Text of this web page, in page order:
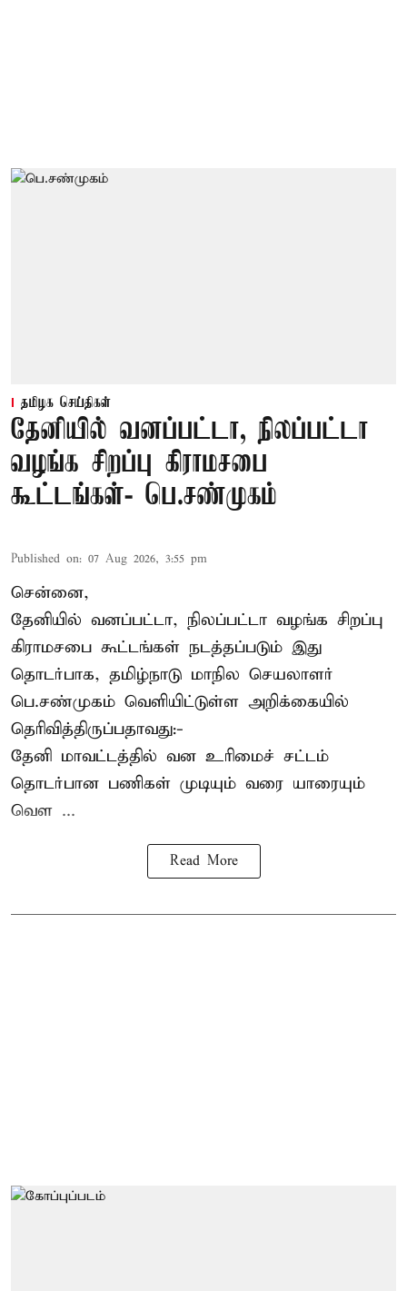
தமிழக செய்திகள்
தேனியில் வனப்பட்டா, நிலப்பட்டா
வழங்க சிறப்பு கிராமசபை
கூட்டங்கள்- பெ.சண்முகம்
Published on: 07 Aug 2026, 3:55 pm
சென்னை,
தேனியில் வனப்பட்டா, நிலப்பட்டா வழங்க சிறப்பு
கிராமசபை கூட்டங்கள் நடத்தப்படும் இது
தொடர்பாக, தமிழ்நாடு மாநில செயலாளர்
பெ.சண்முகம் வெளியிட்டுள்ள அறிக்கையில்
தெரிவித்திருப்பதாவது:-
தேனி மாவட்டத்தில் வன உரிமைச் சட்டம்
தொடர்பான பணிகள் முடியும் வரை யாரையும்
வெள ...
Read More